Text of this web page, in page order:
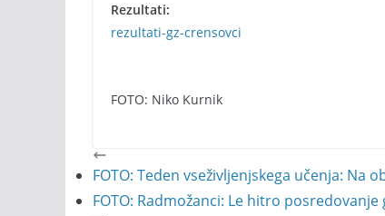
Rezultati:
rezultati-gz-crensovci
FOTO: Niko Kurnik
FOTO: Teden vseživljenjskega učenja: Na
FOTO: Radmožanci: Le hitro